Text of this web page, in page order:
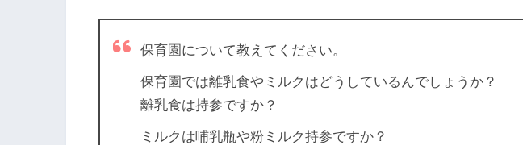
保育園について教えてください。
保育園では離乳食やミルクはどうしているんでしょうか？
離乳食は持参ですか？
ミルクは哺乳瓶や粉ミルク持参ですか？